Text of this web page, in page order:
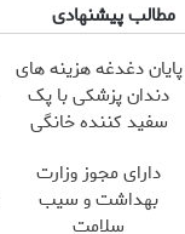
مطالب پیشنهادی
پایان دغدغه هزینه های
دندان پزشکی با پک
سفید کننده خانگی
دارای مجوز وزارت
بهداشت و سیب
سلامت